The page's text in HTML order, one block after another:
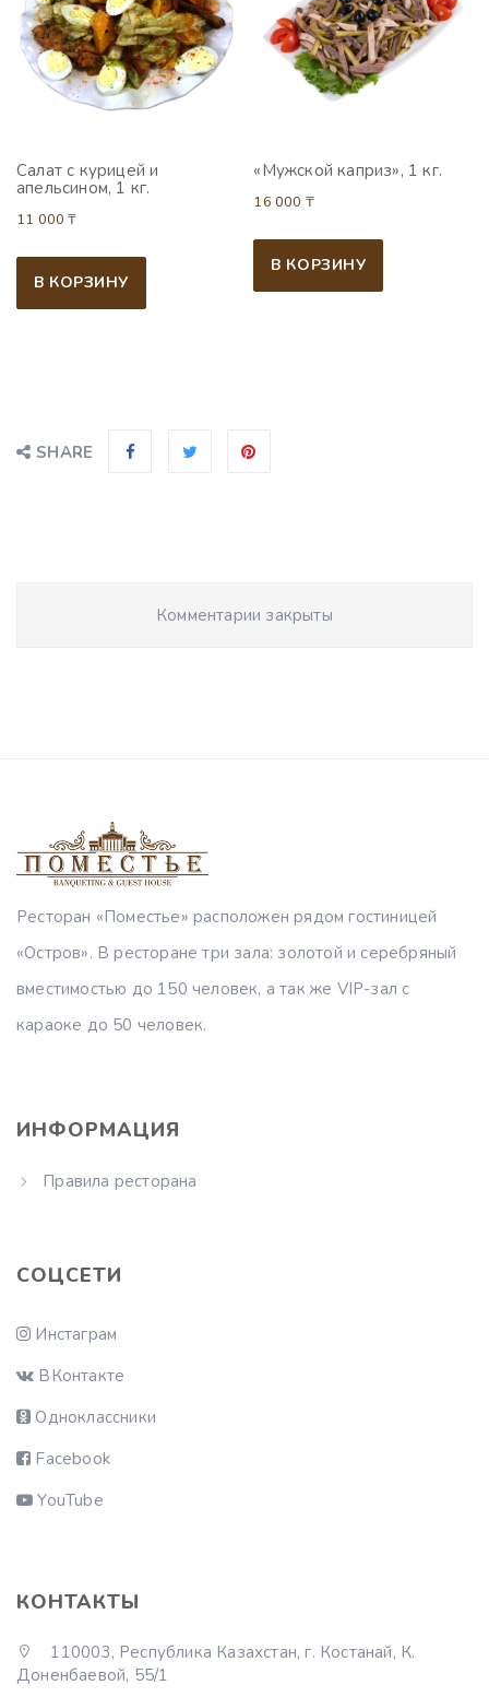
Салат с курицей и
апельсином, 1 кг.
11 000₸
В КОРЗИНУ
«Мужской каприз», 1 кг.
16 000 ₸
В КОРЗИНУ
SHARE
Комментарии закрыты
Ресторан «Поместье» расположен рядом гостиницей
«Остров». В ресторане три зала: золотой и серебряный
вместимостью до 150 человек, а так же VIP-зал с
караоке до 50 человек.
ИНФОРМАЦИЯ
Правила ресторана
СОЦСЕТИ
Инстаграм
ВКонтакте
Одноклассники
Facebook
YouTube
КОНТАКТЫ
110003, Республика Казахстан, г. Костанай, К.
Доненбаевой, 55/1